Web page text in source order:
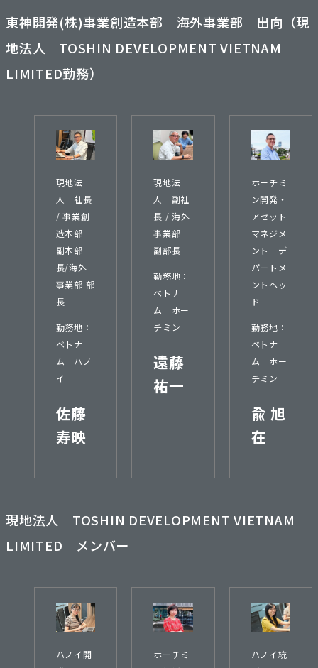
東神開発(株)事業創造本部 海外事業部 出向（現
地法人 TOSHIN DEVELOPMENT VIETNAM
LIMITED勤務）
現地法
人 社長
/ 事業創
造本部
副本部
長/海外
事業部 部
長
勤務地：
ベトナ
ム ハノ
イ
佐藤
寿映
現地法
人 副社
長 / 海外
事業部
副部長
勤務地：
ベトナ
ム ホー
チミン
遠藤
祐一
ホーチミ
ン開発・
アセット
マネジメ
ント デ
パートメ
ントヘッ
ド
勤務地：
ベトナ
ム ホー
チミン
兪 旭
在
現地法人 TOSHIN DEVELOPMENT VIETNAM
LIMITED メンバー
ハノイ開
ホーチミ
ハノイ統